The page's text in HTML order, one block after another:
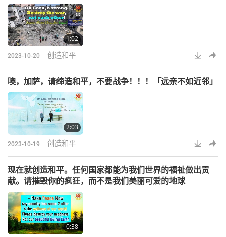
1:02
2023-10-20 创造和平
噢，加萨，请缔造和平，不要战争！！！「远亲不如近邻」
2:03
2023-10-19 创造和平
现在就创造和平。任何国家都能为我们世界的福祉做出贡
献。请摧毁你的疯狂，而不是我们美丽可爱的地球
0:38